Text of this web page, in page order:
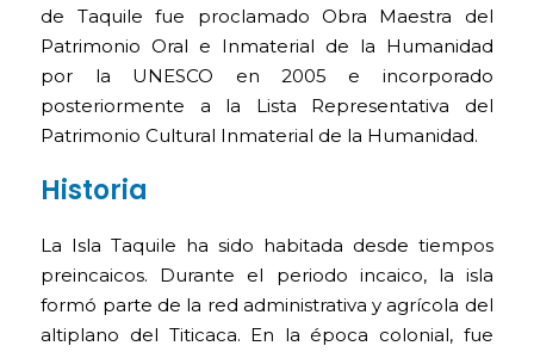
de Taquile fue proclamado Obra Maestra del
Patrimonio Oral e Inmaterial de la Humanidad
por la UNESCO en 2005 e incorporado
posteriormente a la Lista Representativa del
Patrimonio Cultural Inmaterial de la Humanidad.
Historia
La Isla Taquile ha sido habitada desde tiempos
preincaicos. Durante el periodo incaico, la isla
formó parte de la red administrativa y agrícola del
altiplano del Titicaca. En la época colonial, fue